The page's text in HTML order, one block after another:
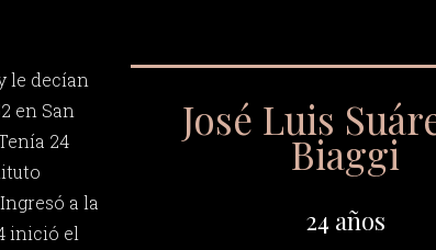
le decían
en San
24
a la
inició el
José Luis
Biaggi
24 años